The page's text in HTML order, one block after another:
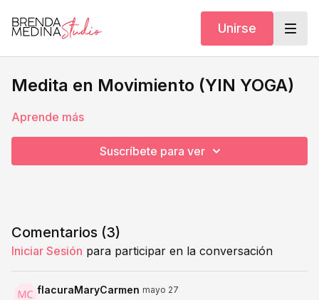
Unirse
Medita en Movimiento (YIN YOGA)
Aprende más
Suscríbete para ver
Comentarios (3)
Iniciar Sesión para participar en la conversación
flacuraMaryCarmen mayo 27